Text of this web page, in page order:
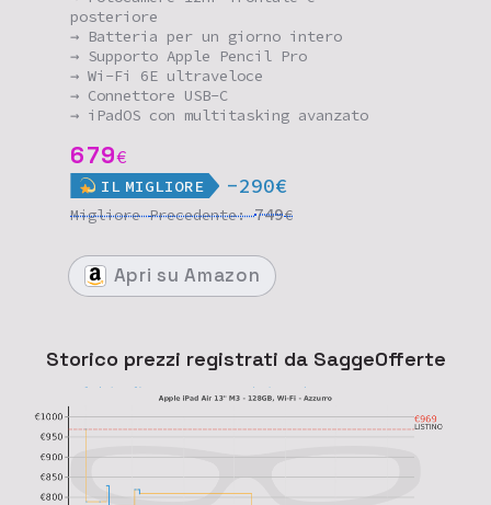
posteriore
→ Batteria per un giorno intero
→ Supporto Apple Pencil Pro
→ Wi-Fi 6E ultraveloce
→ Connettore USB-C
→ iPadOS con multitasking avanzato
679€
IL MIGLIORE -290€
MigliorePrecedente:749€
Apri su Amazon
Storico prezzi registrati da SaggeOfferte